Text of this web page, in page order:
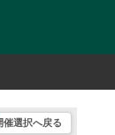
催選択へ戻る